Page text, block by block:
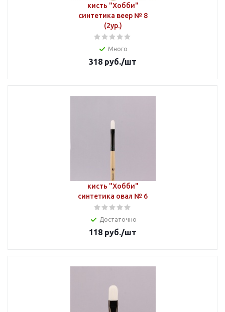
кисть "Хобби"
синтетика веер № 8
(2ур.)
Много
318 руб./шт
кисть "Хобби"
синтетика овал № 6
Достаточно
118 руб./шт